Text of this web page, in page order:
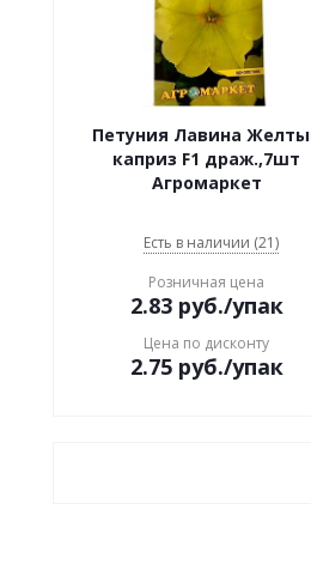
Петуния Лавина
каприз F1 драж.,7шт
Агромаркет
Есть в наличии (21)
Розничная цена
2.83руб./упак
Цена по дисконту
2.75руб./упак